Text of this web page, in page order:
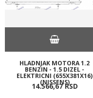
HLADNJAK MOTORA 1.2
BENZIN - 1.5 DIZEL -
ELEKTRICNI (655X381X16)
(NISSENS)
14.566,67 RSD